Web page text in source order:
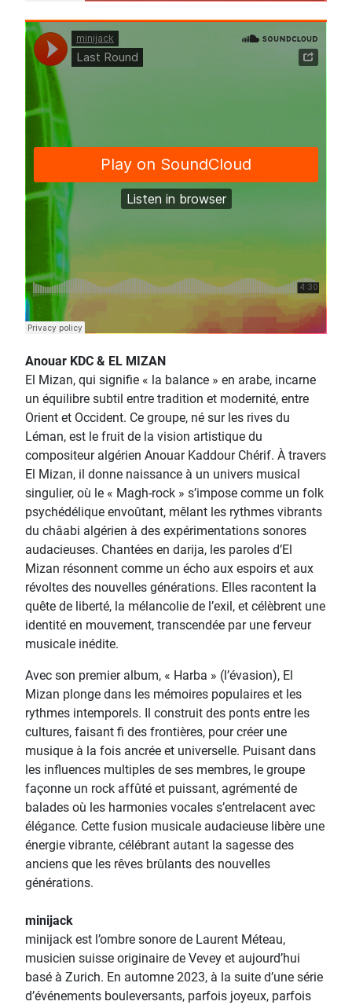
Anouar KDC & EL MIZAN
El Mizan, qui signifie « la balance » en arabe, incarne
un équilibre subtil entre tradition et modernité, entre
Orient et Occident. Ce groupe, né sur les rives du
Léman, est le fruit de la vision artistique du
compositeur algérien Anouar Kaddour Chérif. À travers
El Mizan, il donne naissance à un univers musical
singulier, où le « Magh-rock » s’impose comme un folk
psychédélique envoûtant, mêlant les rythmes vibrants
du châabi algérien à des expérimentations sonores
audacieuses. Chantées en darija, les paroles d’El
Mizan résonnent comme un écho aux espoirs et aux
révoltes des nouvelles générations. Elles racontent la
quête de liberté, la mélancolie de l’exil, et célèbrent une
identité en mouvement, transcendée par une ferveur
musicale inédite.
Avec son premier album, « Harba » (l’évasion), El
Mizan plonge dans les mémoires populaires et les
rythmes intemporels. Il construit des ponts entre les
cultures, faisant fi des frontières, pour créer une
musique à la fois ancrée et universelle. Puisant dans
les influences multiples de ses membres, le groupe
façonne un rock affûté et puissant, agrémenté de
balades où les harmonies vocales s’entrelacent avec
élégance. Cette fusion musicale audacieuse libère une
énergie vibrante, célébrant autant la sagesse des
anciens que les rêves brûlants des nouvelles
générations.
minijack
minijack est l’ombre sonore de Laurent Méteau,
musicien suisse originaire de Vevey et aujourd’hui
basé à Zurich. En automne 2023, à la suite d’une série
d’événements bouleversants, parfois joyeux, parfois